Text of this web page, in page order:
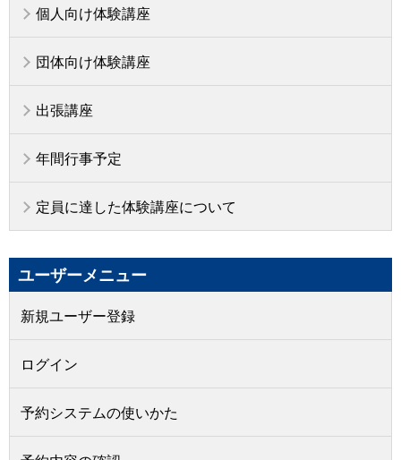
個人向け体験講座
団体向け体験講座
出張講座
年間行事予定
定員に達した体験講座について
ユーザーメニュー
新規ユーザー登録
ログイン
予約システムの使いかた